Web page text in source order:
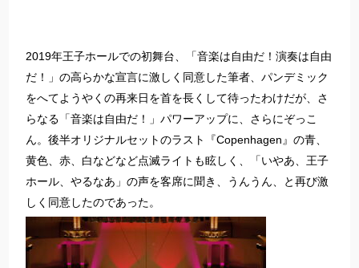
2019年王子ホールでの初舞台、「音楽は自由だ！演奏は自由
だ！」の高らかな宣言に激しく同意した筆者、パンデミック
をへてようやくの再来日を首を長くして待ったわけだが、さ
らなる「音楽は自由だ！」パワーアップに、さらにぞっこ
ん。後半オリジナルセットのラスト『Copenhagen』の青、
黄色、赤、白などなど点滅ライトも眩しく、「いやあ、王子
ホール、やるなあ」の声を客席に聞き、うんうん、と再び激
しく同意したのであった。